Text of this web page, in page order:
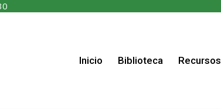
Inicio Biblioteca Recursos